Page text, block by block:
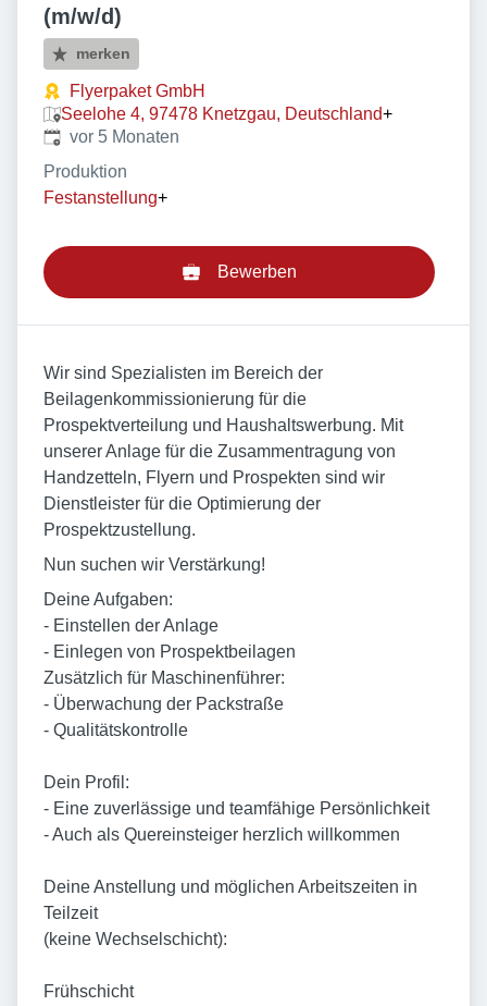
(m/w/d)
merken
Flyerpaket GmbH
Seelohe 4, 97478 Knetzgau, Deutschland+
Veröffentlicht:
vor 5 Monaten
Produktion
Festanstellung+
Bewerben
Wir sind Spezialisten im Bereich der
Beilagenkommissionierung für die
Prospektverteilung und Haushaltswerbung. Mit
unserer Anlage für die Zusammentragung von
Handzetteln, Flyern und Prospekten sind wir
Dienstleister für die Optimierung der
Prospektzustellung.
Nun suchen wir Verstärkung!
Deine Aufgaben:
- Einstellen der Anlage
- Einlegen von Prospektbeilagen
Zusätzlich für Maschinenführer:
- Überwachung der Packstraße
- Qualitätskontrolle
Dein Profil:
- Eine zuverlässige und teamfähige Persönlichkeit
- Auch als Quereinsteiger herzlich willkommen
Deine Anstellung und möglichen Arbeitszeiten in
Teilzeit
(keine Wechselschicht):
Frühschicht